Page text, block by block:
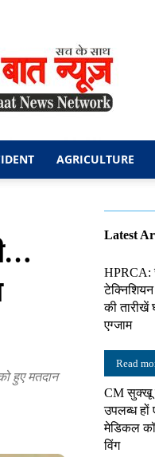
AGRICULTURE
हुए मतदान
Latest
HPRCA:
टेक्निशियन
की तारीखें
एग्जाम
Read
CM सुक्खू
उपलब्ध
मेडिकल
विंग